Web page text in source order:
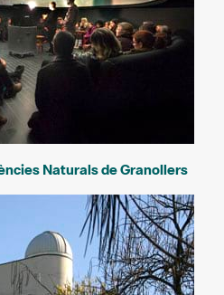
Naturals de Granollers